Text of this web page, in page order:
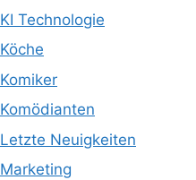
KI Technologie
Köche
Komiker
Komödianten
Letzte Neuigkeiten
Marketing